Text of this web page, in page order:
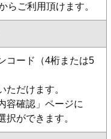
らご利用頂けます。
コード（4桁または5
ただけます。
容確認」ページに
ができます。